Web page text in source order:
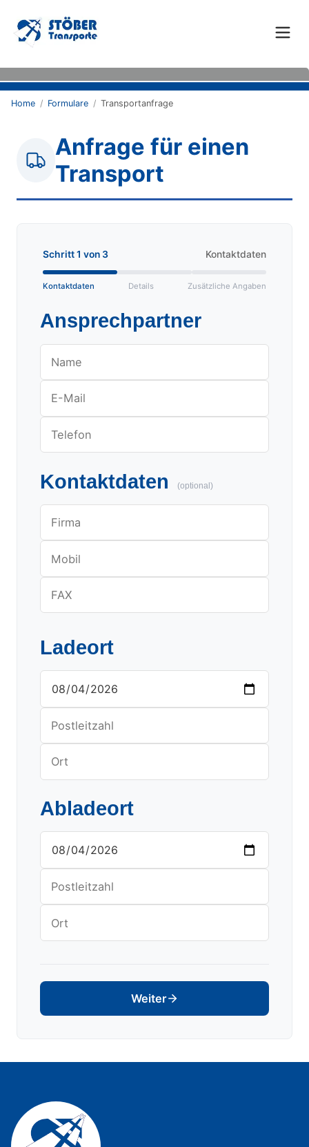
Home / Formulare / Transportanfrage
Anfrage für einen
Transport
Schritt1 von 3 Kontaktdaten
Kontaktdaten Details Zusätzliche Angaben
Ansprechpartner
Kontaktdaten (optional)
Ladeort
Abladeort
Weiter